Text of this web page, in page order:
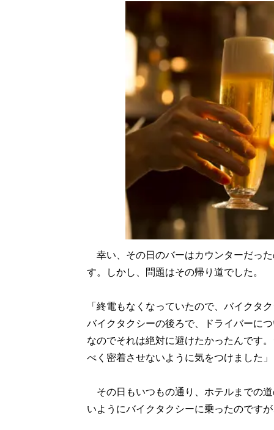
幸い、その日のバーはカウンターだっ
す。しかし、問題はその帰り道でした。
「終電もなくなっていたので、バイクタ
バイクタクシーの後ろで、ドライバーに
なのでそれは絶対に避けたかったんです
べく密着させないように気をつけました」
その日もいつもの通り、ホテルまでの
いようにバイクタクシーに乗ったのです